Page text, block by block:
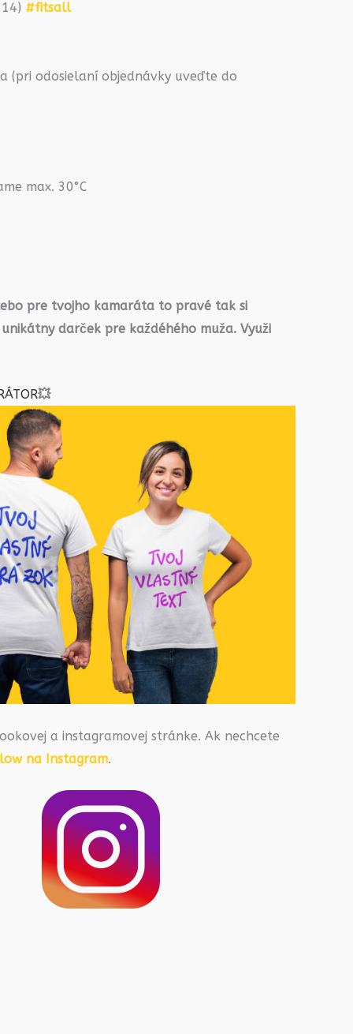
#fitsall
(pri odosielaní objednávky uveďte do
max. 30°C
pre tvojho kamaráta to pravé tak si
darček pre každéhého muža. Využi
💥
a instagramovej stránke. Ak nechcete
na Instagram.